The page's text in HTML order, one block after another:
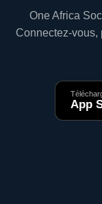
One Africa
Connectez-vous,
App